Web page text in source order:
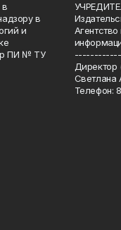
в
в
и
ПИ № ТУ
Директор
Светлана
Телефон: